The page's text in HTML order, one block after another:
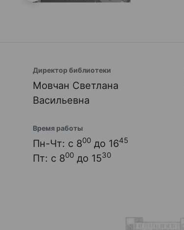
Директор библиотеки
Мовчан Светлана
Васильевна
Время работы
Пн-Чт: с 800 до 1645
Пт: с 800 до 1530